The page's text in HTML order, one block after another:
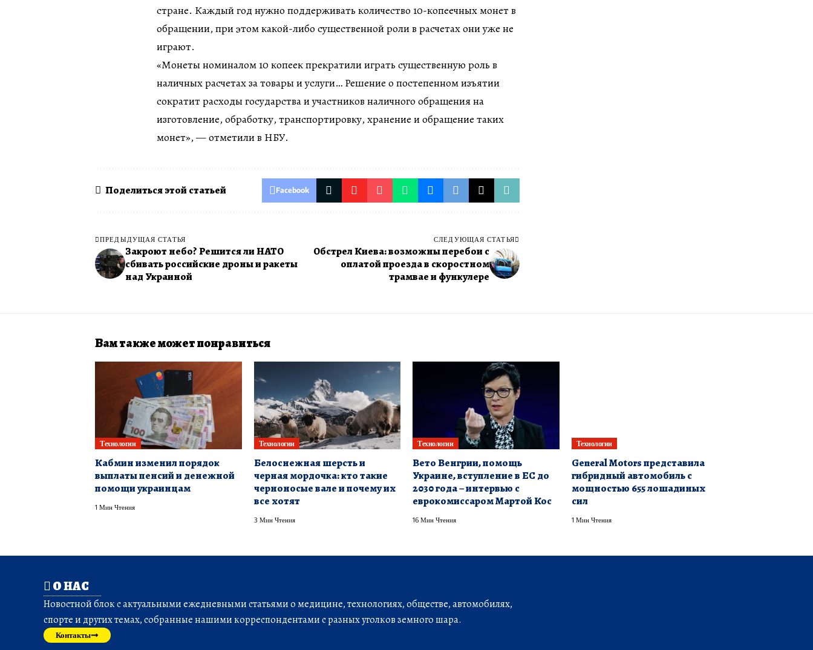
стране. Каждый год нужно поддерживать количество 10-копеечных монет в
обращении, при этом какой-либо существенной роли в расчетах они уже не
играют.
«Монеты номиналом 10 копеек прекратили играть существенную роль в
наличных расчетах за товары и услуги… Решение о постепенном изъятии
сократит расходы государства и участников наличного обращения на
изготовление, обработку, транспортировку, хранение и обращение таких
монет», — отметили в НБУ.
Поделиться этой статьей Facebook
ПРЕДЫДУЩАЯ СТАТЬЯ
Закроют небо? Решится ли НАТО
сбивать российские дроны и ракеты
над Украиной
СЛЕДУЮЩАЯ СТАТЬЯ
Обстрел Киева: возможны перебои с
оплатой проезда в скоростном
трамвае и функулере
Вам также может понравиться
Технологии
Кабмин изменил порядок
выплаты пенсий и денежной
помощи украинцам
1 Мин Чтения
Технологии
Белоснежная шерсть и
черная мордочка: кто такие
черноносые вале и почему их
все хотят
3 Мин Чтения
Технологии
Вето Венгрии, помощь
Украине, вступление в ЕС до
2030 года – интервью с
еврокомиссаром Мартой Кос
16 Мин Чтения
Технологии
General Motors представила
гибридный автомобиль с
мощностью 655 лошадиных
сил
1 Мин Чтения
О НАС
Новостной блок с актуальными ежедневными статьями о медицине, технологиях, обществе, автомобилях,
спорте и других темах, собранные нашими корреспондентами с разных уголков земного шара.
Контакты